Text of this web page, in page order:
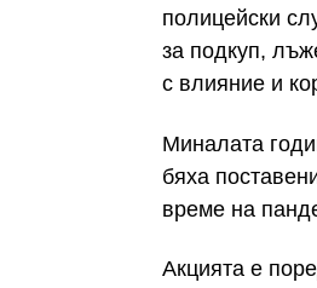
полицейски
за подкуп,
с влияние и
Миналата
бяха
време на
Акцията е